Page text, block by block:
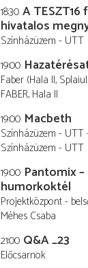
18:30 A TESZT16
hivatalos
Színházüzem - UTT
19:00
Faber (Hala II, Splaiul
FABER, Hala II
19:00 Macbeth
Színházüzem - UTT
Színházüzem - UTT
19:00 Pantomix
humorkoktél
Projektközpont -
Méhes Csaba
21:00 Q&A _23
Előcsarnok